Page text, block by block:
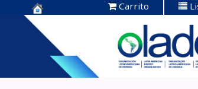
Centro de
Documentación
OLADE -
Carrito